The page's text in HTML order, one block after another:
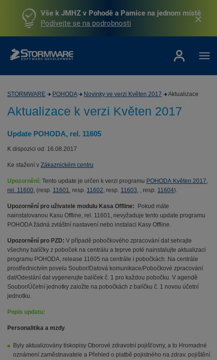
Vše k JMHZ v Pohodě a Pamice na jednom místě
Podívejte se na podrobnosti
STORMWARE POHODA Novinky ve verzi Květen 2017 Aktualizace
Aktualizace k verzi Květen 2017
Update POHODA, rel. 11605
K dispozici od: 16.08.2017
Ke stažení v Zákaznickém centru
Upozornění: Tento update je určen k verzi programu POHODA Květen 2017,
rel. 11600, (resp. 11601, resp. 11602, resp. 11603, , resp. 11604).
Upozornění pro uživatele modulu Kasa Offline: Pokud máte
nainstalovanou Kasu Offline, rel. 11601, nevyžaduje tento update programu
POHODA žádná zvláštní nastavení nebo instalaci Kasy Offline.
Upozornění pro PZD: V případě pobočkového zpracování dat sehrajte
všechny balíčky z poboček na centrálu a teprve poté nainstalujte aktualizaci
programu POHODA, release 11605 na centrále i pobočkách. Na centrále
prostřednictvím povelu Soubor/Datová komunikace/Pobočkové zpracování
dat/Odeslání dat vygenerujte balíček č. 1 pro každou pobočku. V agendě
Soubor/Účetní jednotky založte na pobočkách z balíčku č. 1 novou účetní
jednotku.
Popis updatu:
Personalitika a mzdy
Byly aktualizovány tiskopisy Oborové zdravotní pojišťovny, a to Hromadné
oznámení zaměstnavatele a Přehled o platbě pojistného na zdrav. pojištění